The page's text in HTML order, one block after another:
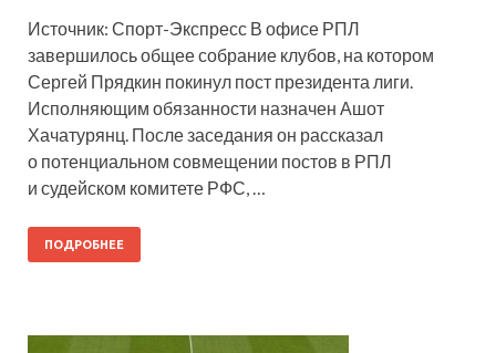
Источник: Спорт-Экспресс В офисе РПЛ
завершилось общее собрание клубов, на котором
Сергей Прядкин покинул пост президента лиги.
Исполняющим обязанности назначен Ашот
Хачатурянц. После заседания он рассказал
о потенциальном совмещении постов в РПЛ
и судейском комитете РФС, …
ПОДРОБНЕЕ